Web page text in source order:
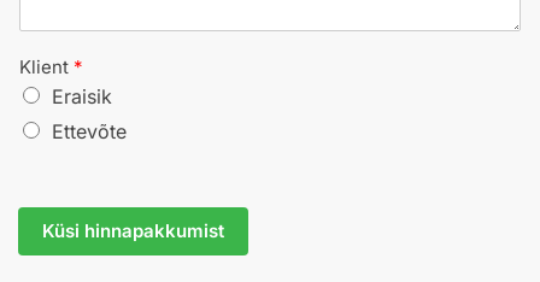
Klient *
Eraisik
Ettevõte
Küsi hinnapakkumist